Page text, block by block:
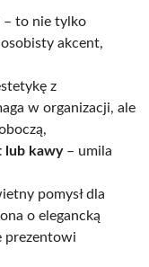
– to nie tylko
akcent,
z
w organizacji, ale
lub kawy– umila
pomysł dla
o elegancką
prezentowi